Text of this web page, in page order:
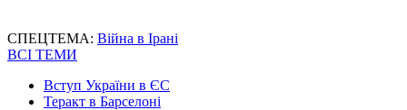
СПЕЦТЕМА: Війна в Ірані
ВСІ ТЕМИ
Вступ України в ЄС
Теракт в Барселоні